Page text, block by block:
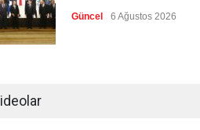
Güncel 6 Ağustos 2026